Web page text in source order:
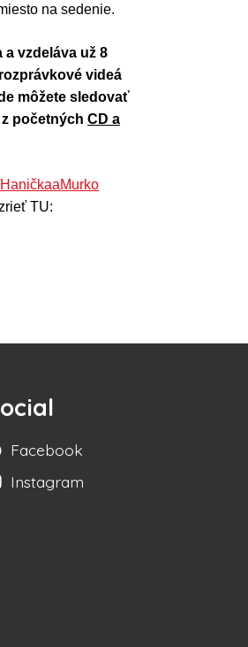
na sedenie.
vzdeláva už 8
videá
môžete sledovať
početných CD a
TU:
Facebook
Instagram